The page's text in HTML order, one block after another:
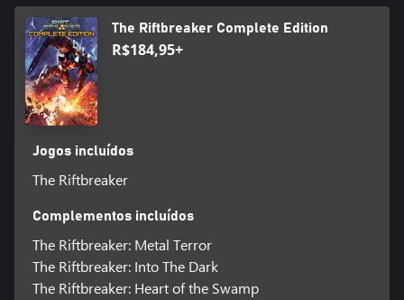
desejam uma experiência mais relaxada de construção de bases.
The Riftbreaker Complete Edition
R$184,95+
Jogos incluídos
The Riftbreaker
Complementos incluídos
The Riftbreaker: Metal Terror
The Riftbreaker: Into The Dark
The Riftbreaker: Heart of the Swamp